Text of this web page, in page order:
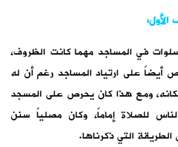
الأول:
في المساجد مهما كانت الظروف،
على ارتياد المساجد رغم أن له
ومع هذا كان يحرص على المسجد
للصلاة إماماً، وكان مصلياً سنن
التي ذكرناها.